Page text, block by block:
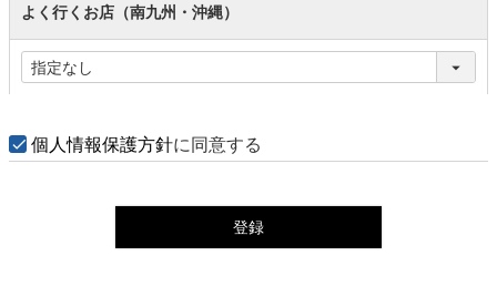
よく行くお店（南九州・沖縄）
個人情報保護方針に同意する
登録